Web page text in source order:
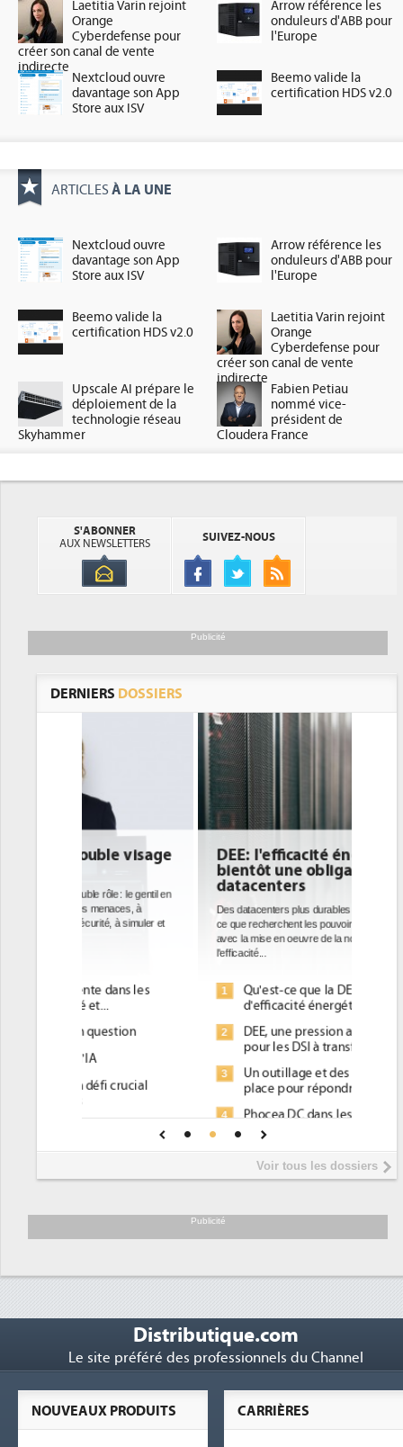
Laetitia Varin rejoint
Orange
Cyberdefense pour
créer son canal de vente
indirecte
Arrow référence les
onduleurs d'ABB pour
l'Europe
Nextcloud ouvre
davantage son App
Store aux ISV
Beemo valide la
certification HDS v2.0
ARTICLES À LA UNE
Nextcloud ouvre
davantage son App
Store aux ISV
Arrow référence les
onduleurs d'ABB pour
l'Europe
Beemo valide la
certification HDS v2.0
Laetitia Varin rejoint
Orange
Cyberdefense pour
créer son canal de vente
indirecte
Upscale AI prépare le
déploiement de la
technologie réseau
Skyhammer
Fabien Petiau
nommé vice-
président de
Cloudera France
S'ABONNER
AUX NEWSLETTERS
SUIVEZ-NOUS
Publicité
DERNIERS DOSSIERS
DEE: l'efficacité énergétique
bientôt une obligation pour les
datacenters
Des datacenters plus durables et plus efficaces, c'est
ce que recherchent les pouvoirs publics européens
avec la mise en oeuvre de la nouvelle Directive sur
1
Qu'est-ce que la DEE (directive
d'efficacité énergétique) ?
2
DEE, une pression administrative
pour les DSI à transformer...
Un outillage et des services déjà en
place pour répondre à...
Phocea DC dans les cordes pour la
Interview de Fabrice Coquio,
président de Digital Realty...
soutient les...
Voir tous les dossiers
Publicité
Distributique.com
Le site préféré des professionnels du Channel
CARRIÈRES
NOUVEAUX PRODUITS